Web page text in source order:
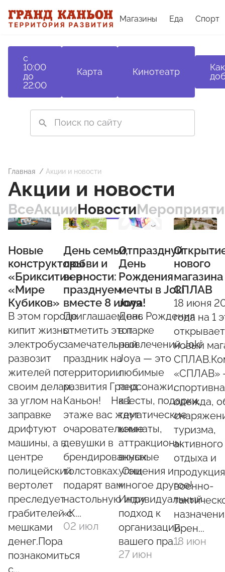
Магазины Еда Спорт
с
10:00
до
22:00
Карта Кинотеатр
Как
Главная Акции и новости
Акции и новости
ВсеАкцииНовости
Новые
конструкторы
«Бриксити» в
«Мире
Кубиков»
В этом городе
кипит жизнь:
электробус
развозит
жителей по
своим делам,
за углом на
заправке
дрифтуют
машины, а в
центре
полицейский
вертолет
преследует
грабителей с
мешками
денег.Пора
познакомиться
День семьи,
любви и
верности:
празднуем
вместе 8 июля
Приглашаем вас
отметить этот
замечательный
праздник на
территории
развития Гранд
Каньон! На 1
этаже вас ждут
очаровательные
девушки в
брендированных
толстовках. Они
подарят вам
настольную игру
«К...
02 июл
Отпразднуй
День
Рождения
мечты в Joki
Joya!
День Рождения
в парке
развлечений Joki
Joya — это
любимые
персонажи,
квесты, подарки,
тематические
комнаты,
аттракционы,
вкусные
угощения и
многое другое!
Индивидуальный
подход к
организации
вашего пра...
27 июн
нового
магазина
СПЛАВ
18 июня
года на 1
новый
«СПЛАВ»
одежда,
туризма,
активного
отдыха и
продукция
военно-
Брен...
18 июн